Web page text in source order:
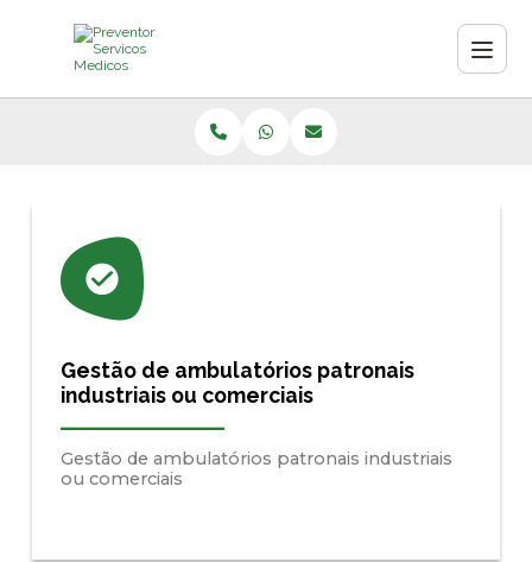
Gestão de ambulatórios patronais
industriais ou comerciais
Gestão de ambulatórios patronais industriais
ou comerciais